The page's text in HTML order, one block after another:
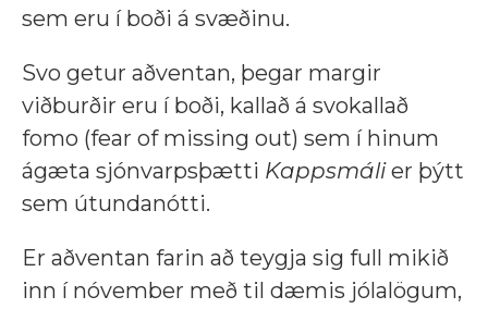
sem eru í boði á svæðinu.
Svo getur aðventan, þegar margir
viðburðir eru í boði, kallað á svokallað
fomo (fear of missing out) sem í hinum
ágæta sjónvarpsþætti Kappsmálier þýtt
sem útundanótti.
Er aðventan farin að teygja sig full mikið
inn í nóvember með til dæmis jólalögum,